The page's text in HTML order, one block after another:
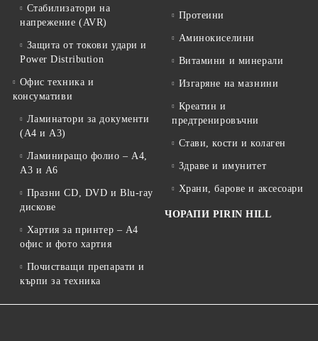
Стабилизатори на
напрежение (AVR)
Защита от токови удари и
Power Distribution
Офис техника и
консумативи
Ламинатори за документи
(A4 и A3)
Ламиниращо фолио – A4,
A3 и A6
Празни CD, DVD и Blu-ray
дискове
Хартия за принтер – A4
офис и фото хартия
Почистващи препарати и
кърпи за техника
Протеини
Аминокиселини
Витамини и минерали
Изгаряне на мазнини
Креатин и
предтренировъчни
Стави, кости и колаген
Здраве и имунитет
Храни, барове и аксесоари
ЧОРАПИ PIRIN HILL